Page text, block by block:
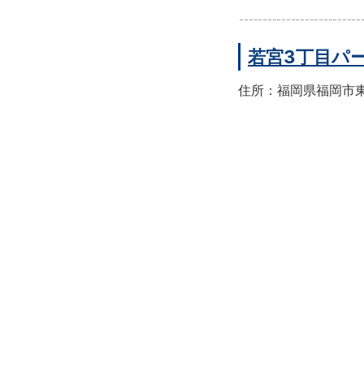
若宮3丁目パ
住所：福岡県福岡市